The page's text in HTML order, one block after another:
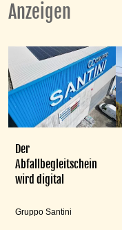
Anzeigen
Der
Abfallbegleitschein
wird digital
Gruppo Santini